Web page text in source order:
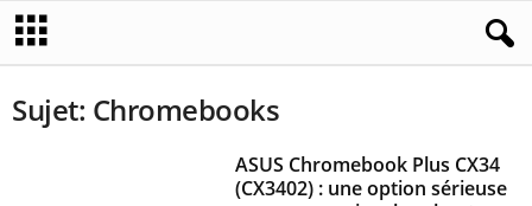
Sujet: Chromebooks
ASUS Chromebook Plus CX34
(CX3402) : une option sérieuse